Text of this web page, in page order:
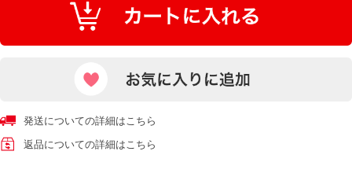
発送についての詳細はこちら
返品についての詳細はこちら